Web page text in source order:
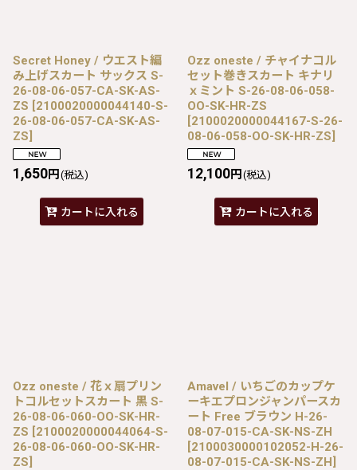
Secret Honey / ウエスト編
み上げスカート サックス S-
26-08-06-057-CA-SK-AS-
ZS [2100020000044140-S-
26-08-06-057-CA-SK-AS-
ZS]
1,650円 (税込)
カートに入れる
Ozz oneste / チャイナコル
セット巻きスカート キナリ
ｘミント S-26-08-06-058-
OO-SK-HR-ZS
[2100020000044167-S-26-
08-06-058-OO-SK-HR-ZS]
12,100円 (税込)
カートに入れる
Ozz oneste / 花ｘ扇プリン
トコルセットスカート 黒 S-
26-08-06-060-OO-SK-HR-
ZS [2100020000044064-S-
26-08-06-060-OO-SK-HR-
ZS]
Amavel / いちごのカップケ
ーキエプロンジャンパースカ
ート Free ブラウン H-26-
08-07-015-CA-SK-NS-ZH
[2100030000102052-H-26-
08-07-015-CA-SK-NS-ZH]